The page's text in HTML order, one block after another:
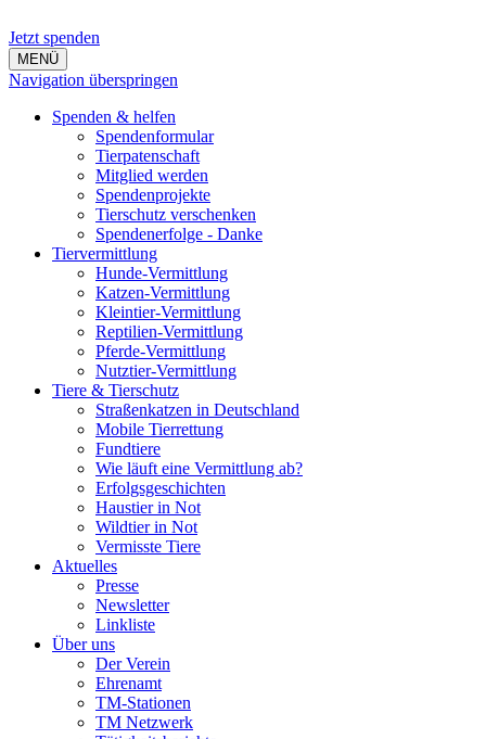
Jetzt spenden
MENÜ
Navigation überspringen
Spenden & helfen
Spendenformular
Tierpatenschaft
Mitglied werden
Spendenprojekte
Tierschutz verschenken
Spendenerfolge - Danke
Tiervermittlung
Hunde-Vermittlung
Katzen-Vermittlung
Kleintier-Vermittlung
Reptilien-Vermittlung
Pferde-Vermittlung
Nutztier-Vermittlung
Tiere & Tierschutz
Straßenkatzen in Deutschland
Mobile Tierrettung
Fundtiere
Wie läuft eine Vermittlung ab?
Erfolgsgeschichten
Haustier in Not
Wildtier in Not
Vermisste Tiere
Aktuelles
Presse
Newsletter
Linkliste
Über uns
Der Verein
Ehrenamt
TM-Stationen
TM Netzwerk